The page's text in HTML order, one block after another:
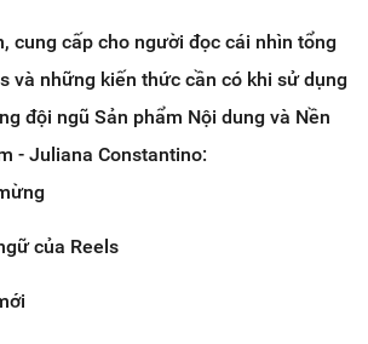
cung cấp cho người đọc cái nhìn tổng
và những kiến thức cần có khi sử dụng
đội ngũ Sản phẩm Nội dung và Nền
- Juliana Constantino:
của Reels